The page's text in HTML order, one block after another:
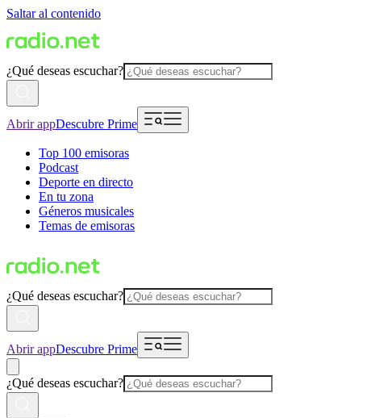
Saltar al contenido
¿Qué deseas escuchar?
Abrir appDescubre Prime
Top 100 emisoras
Podcast
Deporte en directo
En tu zona
Géneros musicales
Temas de emisoras
¿Qué deseas escuchar?
Abrir appDescubre Prime
¿Qué deseas escuchar?